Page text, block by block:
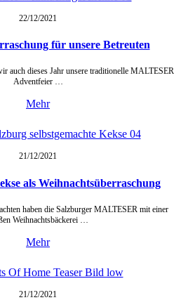
22/12/2021
für unsere Betreuten
auch dieses Jahr unsere traditionelle MALTESER
Adventfeier …
Mehr
21/12/2021
als Weihnachtsüberraschung
haben die Salzburger MALTESER mit einer
Weihnachtsbäckerei …
Mehr
21/12/2021